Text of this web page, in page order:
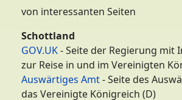
von interessanten Seiten
Schottland
GOV.UK- Seite der Regierung mit
zur Reise in und im Vereinigten
Auswärtiges Amt- Seite des
das Vereinigte Königreich (D)